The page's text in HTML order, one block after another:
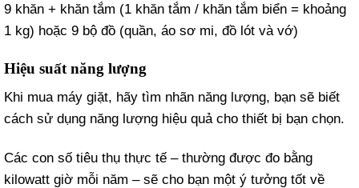
9 khăn + khăn tắm (1 khăn tắm / khăn tắm biển = khoảng
1 kg) hoặc 9 bộ đồ (quần, áo sơ mi, đồ lót và vớ)
Hiệu suất năng lượng
Khi mua máy giặt, hãy tìm nhãn năng lượng, bạn sẽ biết
cách sử dụng năng lượng hiệu quả cho thiết bị bạn chọn.
Các con số tiêu thụ thực tế – thường được đo bằng
kilowatt giờ mỗi năm – sẽ cho bạn một ý tưởng tốt về